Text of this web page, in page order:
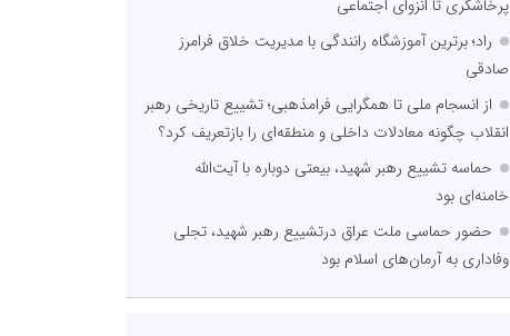
پرخاشگری تا انزوای اجتماعی
راد؛ برترین آموزشگاه رانندگی با مدیریت خلاق فرامرز
صادقی
از انسجام ملی تا همگرایی فرامذهبی؛ تشییع تاریخی رهبر
انقلاب چگونه معادلات داخلی و منطقه‌ای را بازتعریف کرد؟
حماسه تشییع رهبر شهید، بیعتی دوباره با آیت‌الله
خامنه‌ای بود
حضور حماسی ملت عراق درتشییع رهبر شهید، تجلی
وفاداری به آرمان‌های اسلام بود